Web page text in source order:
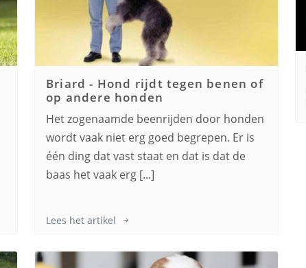
Briard - Hond rijdt tegen benen of
op andere honden
Het zogenaamde beenrijden door honden
wordt vaak niet erg goed begrepen. Er is
één ding dat vast staat en dat is dat de
baas het vaak erg [...]
Lees het artikel